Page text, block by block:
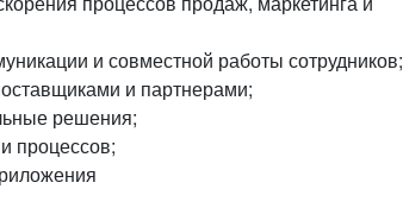
и совместной работы сотрудников;
и партнерами;
решения;
процессов;